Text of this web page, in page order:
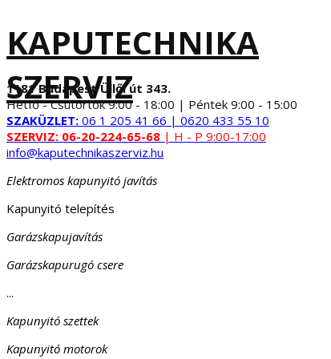
KAPUTECHNIKA
SZERVIZ
1181 Budapest Üllői út 343.
Hétfő - Csütörtök 9:00 - 18:00 | Péntek 9:00 - 15:00
SZAKÜZLET: 06 1 205 41 66 | 0620 433 55 10
SZERVIZ: 06-20-224-65-68 | H - P 9:00-17:00
info@kaputechnikaszerviz.hu
Elektromos kapunyitó javítás
Kapunyitó telepítés
Garázskapujavítás
Garázskapurugó csere
...
Kapunyitó szettek
Kapunyitó motorok